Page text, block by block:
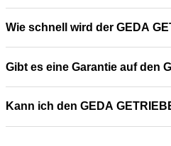
Wie schnell wird der GEDA
Gibt es eine Garantie auf den
Kann ich den GEDA